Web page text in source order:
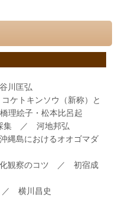
川匡弘
ケトキンソウ（新称）と
理絵子・松本比呂起
集 ／ 河地邦弘
縄島におけるオオゴマダ
観察のコツ ／ 初宿成
横川昌史